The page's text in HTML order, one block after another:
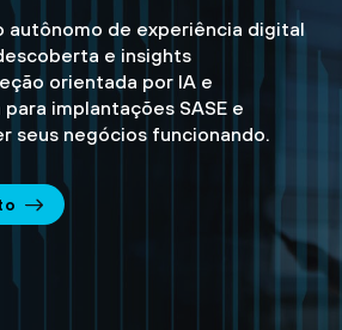
autônomo de experiência digital
e insights
orientada por IA e
para implantações SASE e
seus negócios funcionando.